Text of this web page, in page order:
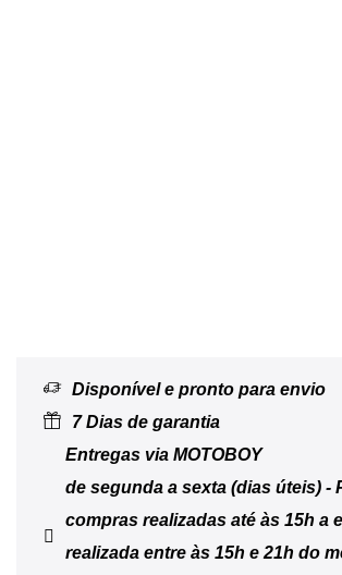
Disponível e pronto para envio
7 Dias de garantia
Entregas via MOTOBOY
de segunda a sexta (dias úteis) -
compras realizadas até às 15h a
realizada entre às 15h e 21h do